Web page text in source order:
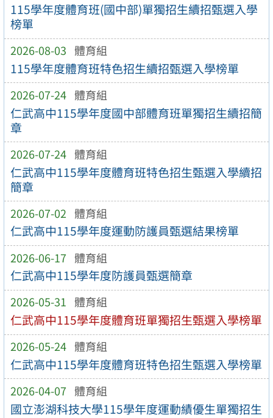
115學年度體育班(國中部)單獨招生續招甄選入學
榜單
2026-08-03 體育組
115學年度體育班特色招生續招甄選入學榜單
2026-07-24 體育組
仁武高中115學年度國中部體育班單獨招生續招簡
章
2026-07-24 體育組
仁武高中115學年度體育班特色招生甄選入學續招
簡章
2026-07-02 體育組
仁武高中115學年度運動防護員甄選結果榜單
2026-06-17 體育組
仁武高中115學年度防護員甄選簡章
2026-05-31 體育組
仁武高中115學年度體育班單獨招生甄選入學榜單
2026-05-24 體育組
仁武高中115學年度體育班特色招生甄選入學榜單
2026-04-07 體育組
國立澎湖科技大學115學年度運動績優生單獨招生